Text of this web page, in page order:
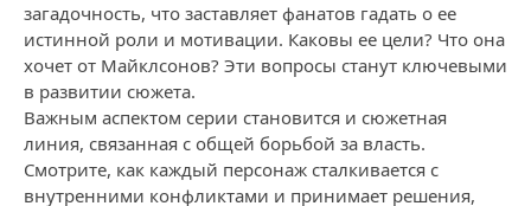
загадочность, что заставляет фанатов гадать о ее
истинной роли и мотивации. Каковы ее цели? Что она
хочет от Майклсонов? Эти вопросы станут ключевыми
в развитии сюжета.
Важным аспектом серии становится и сюжетная
линия, связанная с общей борьбой за власть.
Смотрите, как каждый персонаж сталкивается с
внутренними конфликтами и принимает решения,